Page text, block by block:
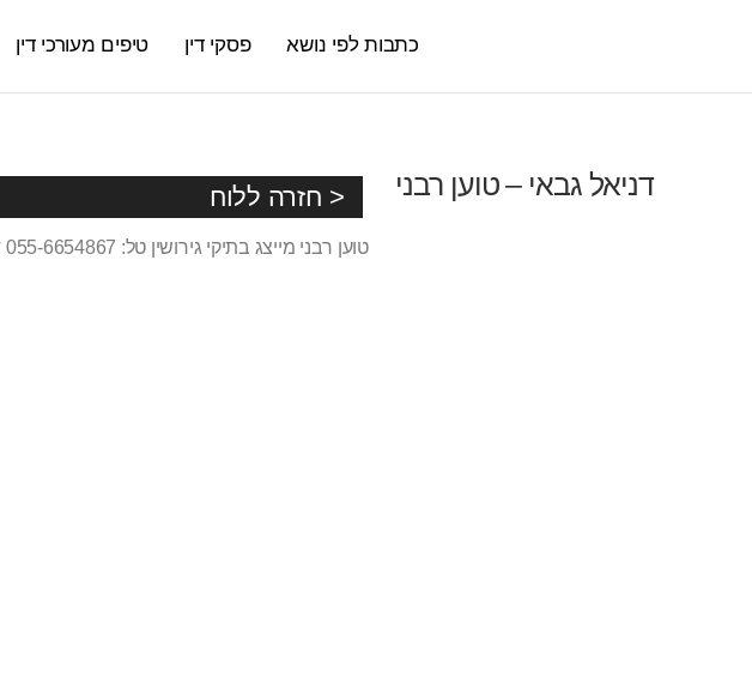
כתבות לפי נושא פסקי דין טיפים מעורכי דין
דניאל גבאי – טוען רבני < חזרה ללוח
טוען רבני מייצג בתיקי גירושין טל: 055-6654867 דוא"ל: G121526@gmail.com